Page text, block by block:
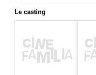
Le casting